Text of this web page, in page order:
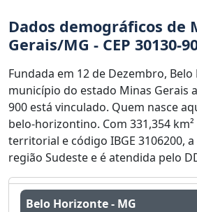
Dados demográficos de
Gerais/MG - CEP 30130-
Fundada em 12 de Dezembro,
município do estado Minas Gerais
900 está vinculado. Quem nasce
belo-horizontino. Com 331,354
territorial e código IBGE 3106200,
região Sudeste e é atendida pelo
Belo Horizonte - MG